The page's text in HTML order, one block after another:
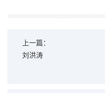
上一篇：
刘洪涛